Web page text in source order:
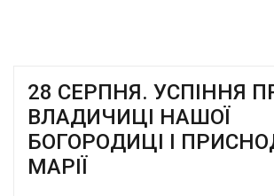
28 СЕРПНЯ. УСПІННЯ
ВЛАДИЧИЦІ НАШОЇ
БОГОРОДИЦІ І
МАРІЇ